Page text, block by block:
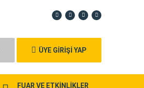
ÜYE GİRİŞİ YAP
FUAR VE ETKİNLİKLER